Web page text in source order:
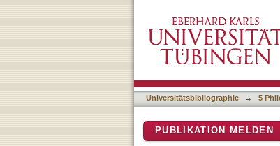
Pandemic
Universitätsbibliographie → 5
PUBLIKATION MELDEN